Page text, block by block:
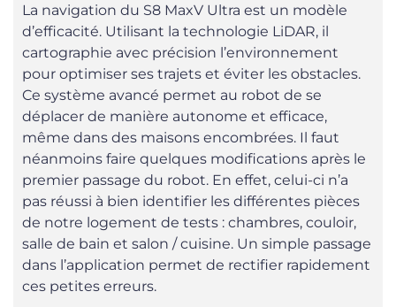
La navigation du S8 MaxV Ultra est un modèle
d’efficacité. Utilisant la technologie LiDAR, il
cartographie avec précision l’environnement
pour optimiser ses trajets et éviter les obstacles.
Ce système avancé permet au robot de se
déplacer de manière autonome et efficace,
même dans des maisons encombrées. Il faut
néanmoins faire quelques modifications après le
premier passage du robot. En effet, celui-ci n’a
pas réussi à bien identifier les différentes pièces
de notre logement de tests : chambres, couloir,
salle de bain et salon / cuisine. Un simple passage
dans l’application permet de rectifier rapidement
ces petites erreurs.